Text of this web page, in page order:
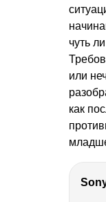
чуть
или
как